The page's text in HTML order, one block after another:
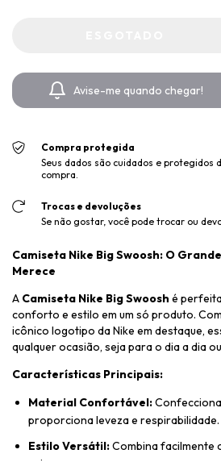
Avise-me quando chegar!
Compra protegida
Seus dados são cuidados e protegidos
compra.
Trocas e devoluções
Se não gostar, você pode trocar ou
Camiseta Nike Big Swoosh: O
Merece
A Camiseta Nike Big Swoosh é
conforto e estilo em um só produto.
icônico logotipo da Nike em destaque,
qualquer ocasião, seja para o dia a dia
Características Principais:
Material Confortável:
proporciona leveza e respirabilidade.
Estilo Versátil:Combina facilmente